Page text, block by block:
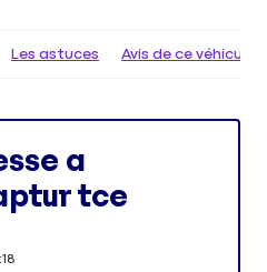
Les astuces Avis de ce véhicule
a
tce